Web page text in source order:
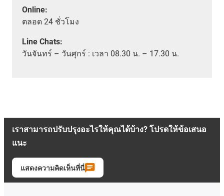
Online:
ตลอด 24 ชั่วโมง
Line Chats:
วันจันทร์ – วันศุกร์ : เวลา 08.30 น. – 17.30 น.
เราสามารถปรับปรุงอะไรให้คุณได้บ้าง? โปรดให้ข้อเสนอ
แนะ
แสดงความคิดเห็นที่นี่